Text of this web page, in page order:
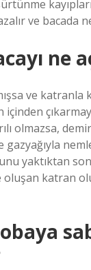
ve bacada
ne
ve katranla
olmazsa,
gazyağıyla
yaktıktan
katran